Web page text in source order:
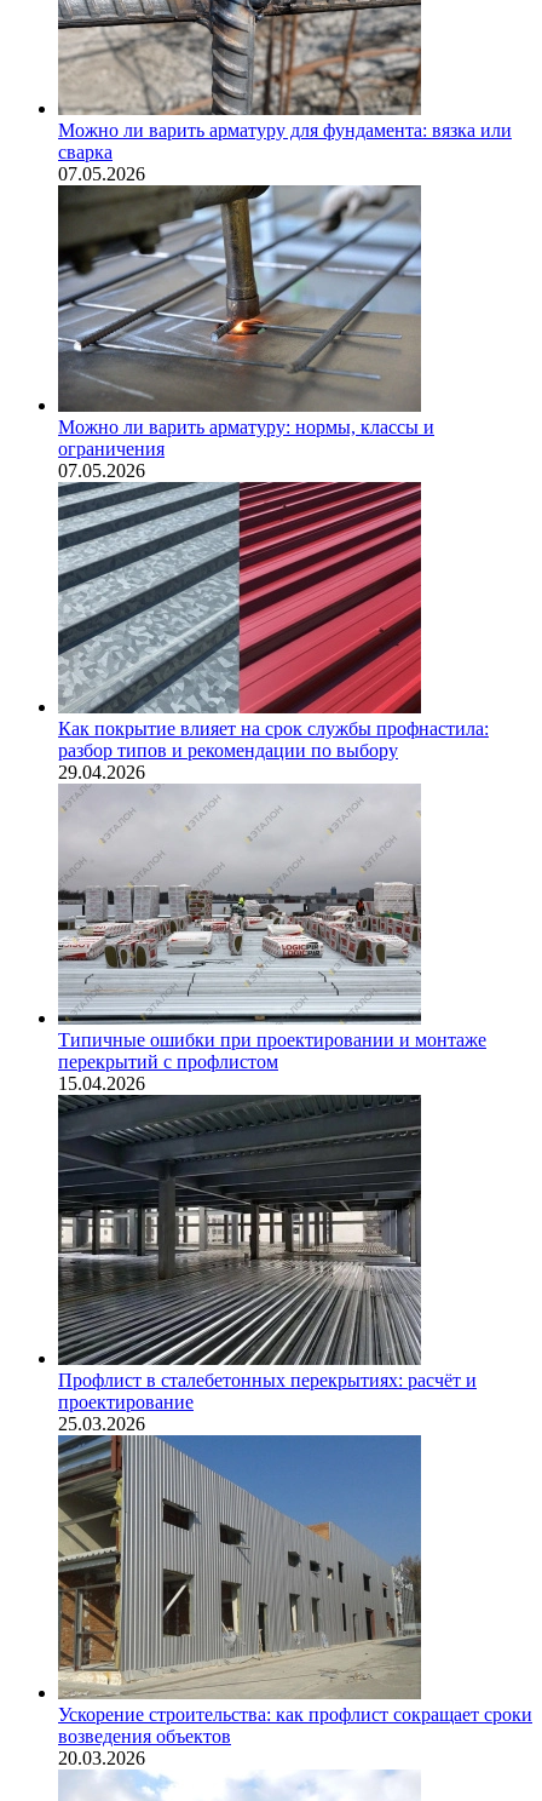
Можно ли варить арматуру для фундамента: вязка или
сварка
07.05.2026
Можно ли варить арматуру: нормы, классы и
ограничения
07.05.2026
Как покрытие влияет на срок службы профнастила:
разбор типов и рекомендации по выбору
29.04.2026
Типичные ошибки при проектировании и монтаже
перекрытий с профлистом
15.04.2026
Профлист в сталебетонных перекрытиях: расчёт и
проектирование
25.03.2026
Ускорение строительства: как профлист сокращает сроки
возведения объектов
20.03.2026